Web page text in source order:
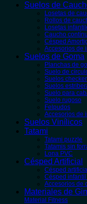
Suelos de
Losetas de
Rollos de
Losetas
Caucho
Césped
Accesorios de
Suelos de Goma
Planchas de
Suelo de
Suelos checker
Suelos
Suelo para
Suelo rugoso
Felpudos
Accesorios de
Suelos Vinílicos
Tatami
Tatami puzzle
Tatamis sin
Lona PVC
Césped Artificial
Césped artificial
Césped
Accesorios de
Materiales de
Material Fitness